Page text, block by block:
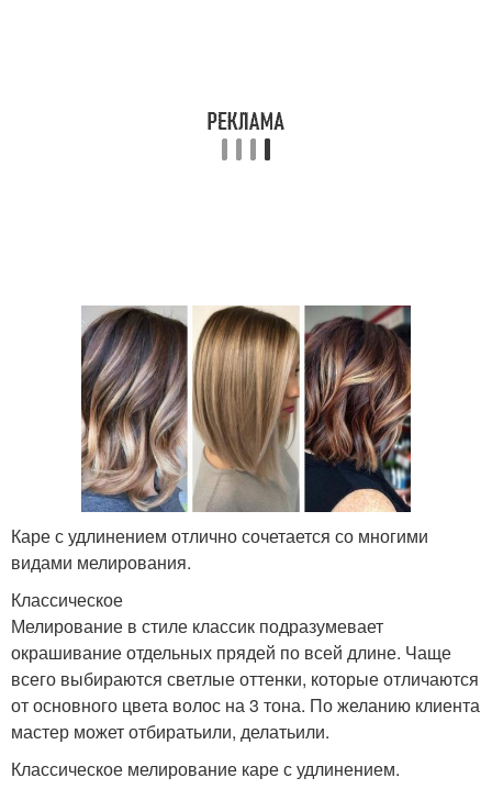
Каре с удлинением отлично сочетается со многими
видами мелирования.
Классическое
Мелирование в стиле классик подразумевает
окрашивание отдельных прядей по всей длине. Чаще
всего выбираются светлые оттенки, которые отличаются
от основного цвета волос на 3 тона. По желанию клиента
мастер может отбиратьили, делатьили.
Классическое мелирование каре с удлинением.